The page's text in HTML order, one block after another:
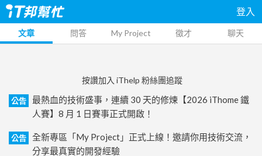
登入
文章 問答 My Project 徵才 聊天
按讚加入 iThelp 粉絲團追蹤
公告
最熱血的技術盛事，連續 30 天的修煉【2026 iThome 鐵
人賽】8 月 1 日賽事正式開啟！
公告
全新專區「My Project」正式上線！邀請你用技術交流，
分享最真實的開發經驗